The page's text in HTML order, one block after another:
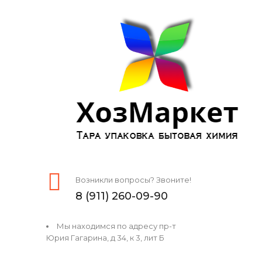
Возникли вопросы? Звоните!
8 (911) 260-09-90
Мы находимся по адресу пр-т
Юрия Гагарина, д 34, к 3, лит Б